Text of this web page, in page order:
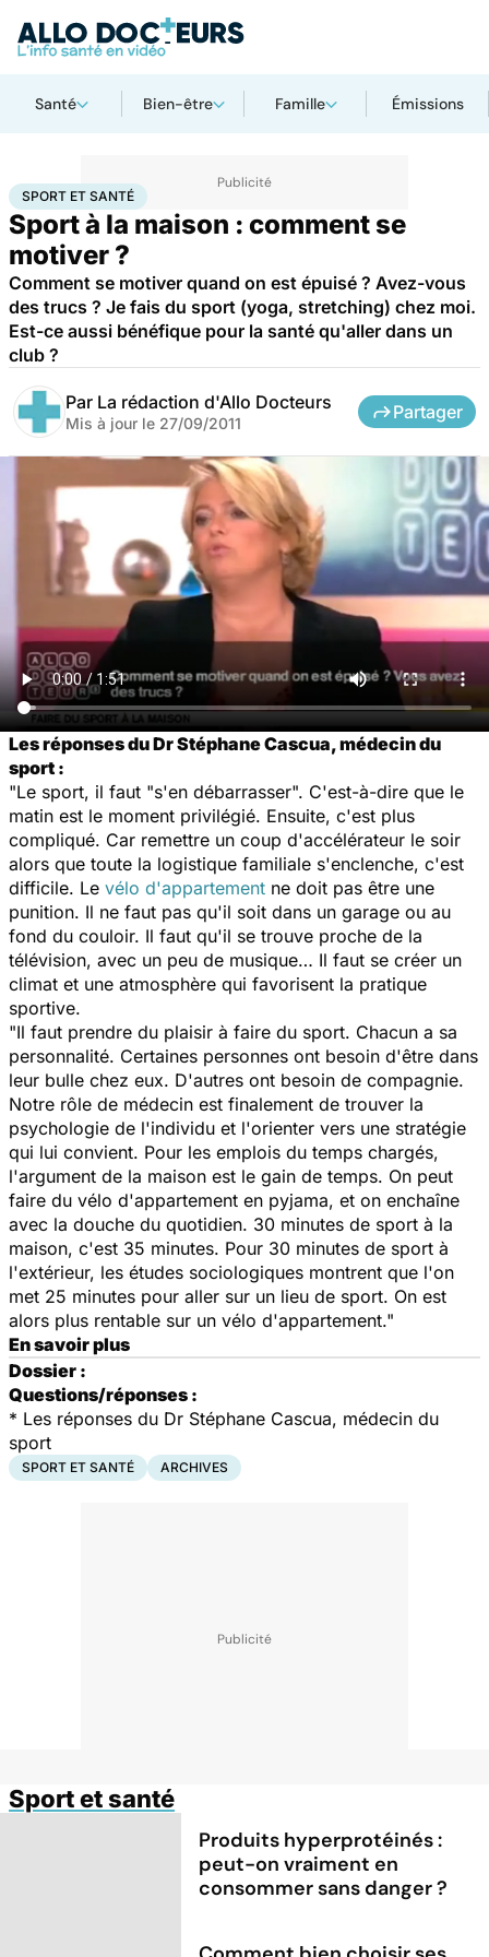
Santé Bien-être Famille Émissions
AccueilBien-êtreSport santé Sport et santé
SPORT ET SANTÉ
Sport à la maison : comment se
motiver ?
Comment se motiver quand on est épuisé ? Avez-vous
des trucs ? Je fais du sport (yoga, stretching) chez moi.
Est-ce aussi bénéfique pour la santé qu'aller dans un
club ?
Par La rédaction d'Allo Docteurs
Mis à jour le 27/09/2011
Partager
Les réponses du Dr Stéphane Cascua, médecin du
sport :
"Le sport, il faut "s'en débarrasser". C'est-à-dire que le
matin est le moment privilégié. Ensuite, c'est plus
compliqué. Car remettre un coup d'accélérateur le soir
alors que toute la logistique familiale s'enclenche, c'est
difficile. Le vélo d'appartement ne doit pas être une
punition. Il ne faut pas qu'il soit dans un garage ou au
fond du couloir. Il faut qu'il se trouve proche de la
télévision, avec un peu de musique… Il faut se créer un
climat et une atmosphère qui favorisent la pratique
sportive.
"Il faut prendre du plaisir à faire du sport. Chacun a sa
personnalité. Certaines personnes ont besoin d'être dans
leur bulle chez eux. D'autres ont besoin de compagnie.
Notre rôle de médecin est finalement de trouver la
psychologie de l'individu et l'orienter vers une stratégie
qui lui convient. Pour les emplois du temps chargés,
l'argument de la maison est le gain de temps. On peut
faire du vélo d'appartement en pyjama, et on enchaîne
avec la douche du quotidien. 30 minutes de sport à la
maison, c'est 35 minutes. Pour 30 minutes de sport à
l'extérieur, les études sociologiques montrent que l'on
met 25 minutes pour aller sur un lieu de sport. On est
alors plus rentable sur un vélo d'appartement."
En savoir plus
Dossier :
Questions/réponses :
* Les réponses du Dr Stéphane Cascua, médecin du
sport
SPORT ET SANTÉ ARCHIVES
Sport et santé
Produits hyperprotéinés :
peut-on vraiment en
consommer sans danger ?